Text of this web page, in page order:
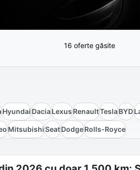
16 oferte găsite
HyundaiDaciaLexusRenaultTeslaBYD
MitsubishiSeatDodgeRolls-Royce